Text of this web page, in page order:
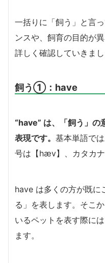
一括りに「飼う」と言
ンスや、飼育の目的が
詳しく確認していきまし
飼う①：have
“have” は、「飼う」の
表現です。 基本単語で
号は【hæv】、カタカナ
have は多くの方が既に
る」を表します。そこ
いるペットを表す際に
ます。